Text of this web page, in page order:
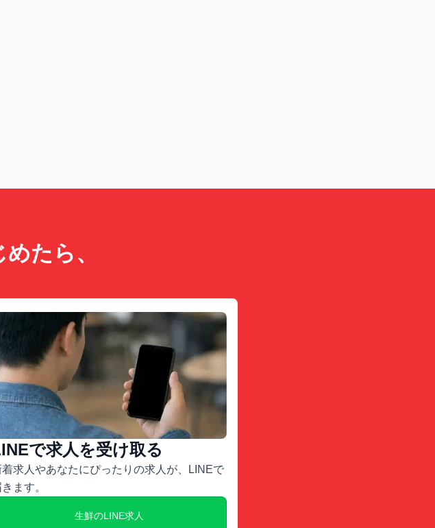
たら、
で求人を受け取る
着求人やあなたにぴったりの求人が、LINEで
きます。
生鮮のLINE求人